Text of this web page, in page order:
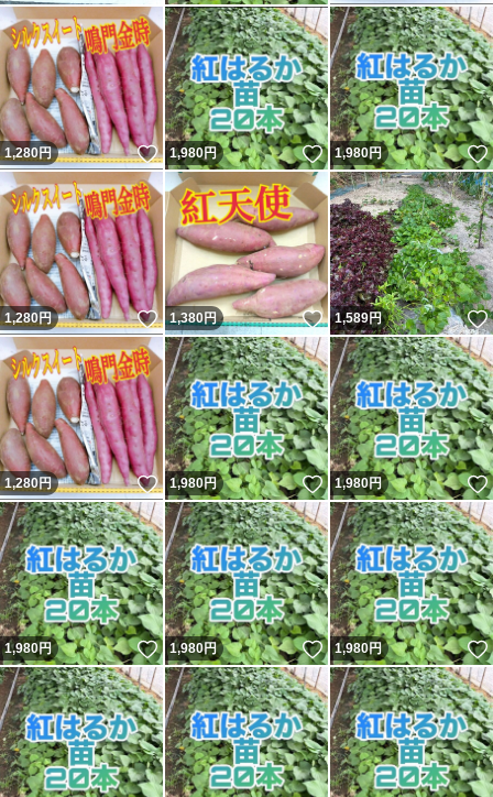
1,280円 いいね！
1,980円 いいね！
1,980円
1,280円 いいね！
1,380円 いいね！
1,589円
1,280円 いいね！
1,980円 いいね！
1,980円
1,980円 いいね！
1,980円 いいね！
1,980円